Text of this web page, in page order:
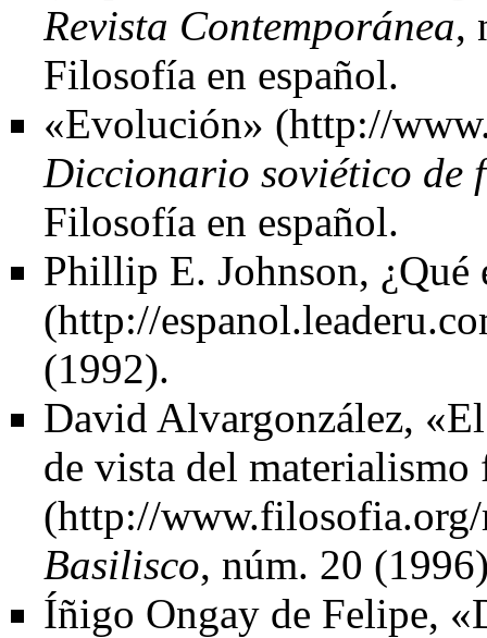
Revista Contemporánea,
Filosofía en español.
«Evolución»
Diccionario soviético de
Filosofía en español.
Phillip E. Johnson, ¿Qué
(1992).
David Alvargonzález,
de vista del
Basilisco, núm. 20
Íñigo Ongay de Felipe,